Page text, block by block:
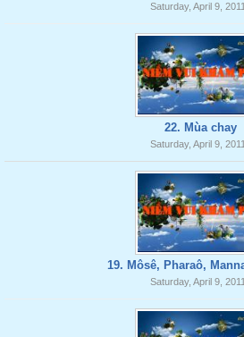
Saturday, April 9, 2011
22. Mùa chay
Saturday, April 9, 2011
19. Môsê, Pharaô,
Saturday, April 9, 2011